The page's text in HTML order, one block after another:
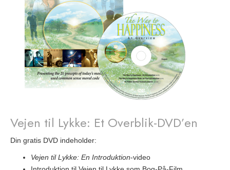
Vejen til Lykke: Et Overblik-DVD’en
Din gratis DVD indeholder:
Vejen til Lykke: En Introduktion-video